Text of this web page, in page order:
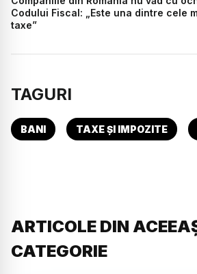
Codului Fiscal: „Este una dintre cele
taxe”
TAGURI
BANI TAXE ȘI IMPOZITE
ARTICOLE DIN
CATEGORIE